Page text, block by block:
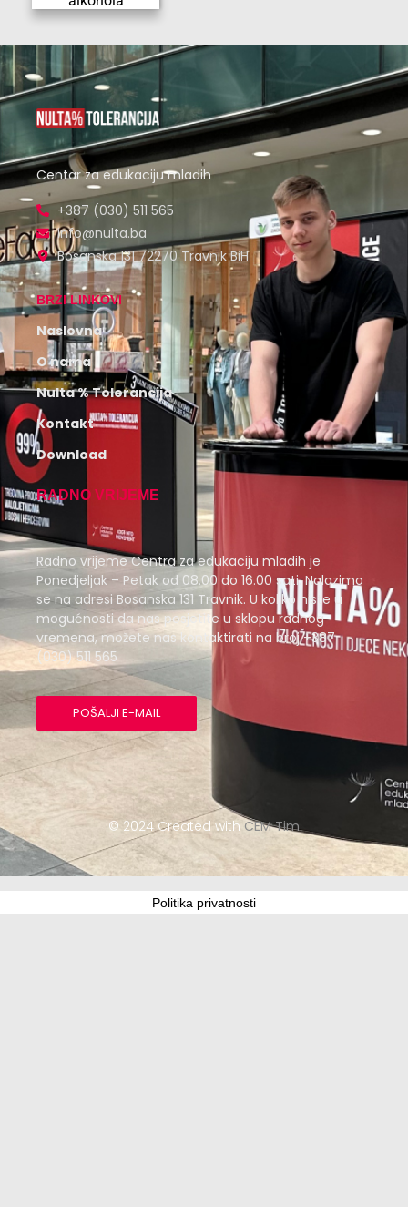
Centar za edukaciju mladih
+387 (030) 511 565
info@nulta.ba
Bosanska 131 72270 Travnik BiH
BRZI LINKOVI
Naslovna
O nama
Nulta % Tolerancija
Kontakt
Download
RADNO VRIJEME
Radno vrijeme Centra za edukaciju mladih je
Ponedjeljak – Petak od 08.00 do 16.00 sati. Nalazimo
se na adresi Bosanska 131 Travnik. U koliko niste u
mogućnosti da nas posjetite u sklopu radnog
vremena, možete nas kontaktirati na broj +387
(030) 511 565
POŠALJI E-MAIL
© 2024 Created with CEM Tim
Politika privatnosti